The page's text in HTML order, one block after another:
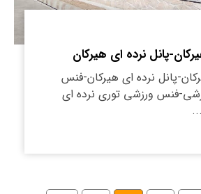
پانل نرده ای هیرکان
پانل نرده ای هیرکان-فنس
فنس ورزشی توری نرده ای